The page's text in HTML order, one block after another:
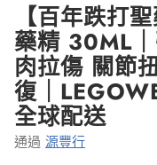
【百年跌打
藥精 30ML
肉拉傷 關節
復｜
全球配送
通過 源豐行